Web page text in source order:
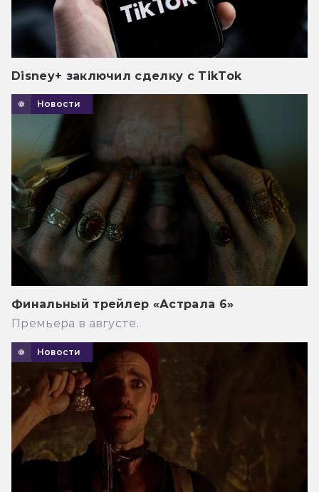
Disney+ заключил сделку с TikTok
Новости
Финальный трейлер «Астрала 6»
Премьера в августе.
Новости